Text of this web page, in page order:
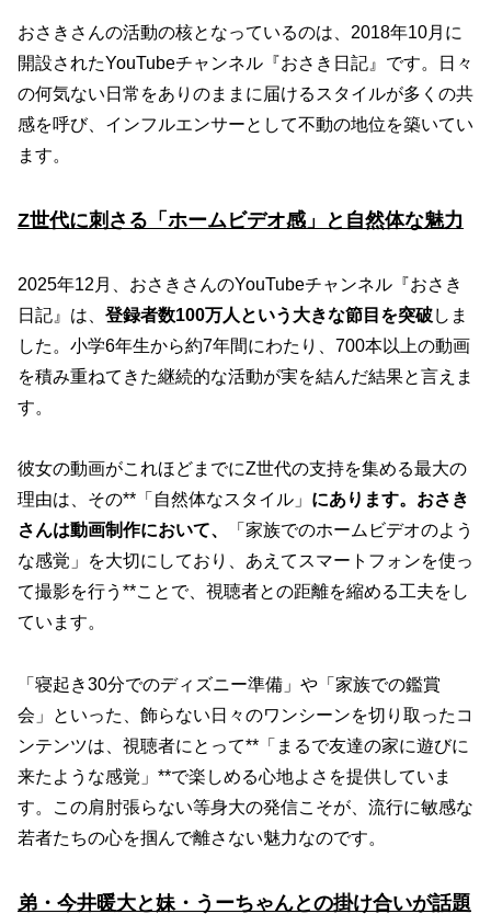
おさきさんの活動の核となっているのは、2018年10月に
開設されたYouTubeチャンネル『おさき日記』です。日々
の何気ない日常をありのままに届けるスタイルが多くの共
感を呼び、インフルエンサーとして不動の地位を築いてい
ます。
Z世代に刺さる「ホームビデオ感」と自然体な魅力
2025年12月、おさきさんのYouTubeチャンネル『おさき
日記』は、 登録者数100万人という大きな節目を突破しま
した。小学6年生から約7年間にわたり、700本以上の動画
を積み重ねてきた継続的な活動が実を結んだ結果と言えま
す。
彼女の動画がこれほどまでにZ世代の支持を集める最大の
理由は、その**「自然体なスタイル」 にあります。おさき
さんは動画制作において、
「家族でのホームビデオのよう
な感覚」を大切にしており、あえてスマートフォンを使っ
て撮影を行う**ことで、視聴者との距離を縮める工夫をし
ています。
「寝起き30分でのディズニー準備」や「家族での鑑賞
会」といった、飾らない日々のワンシーンを切り取ったコ
ンテンツは、視聴者にとって**「まるで友達の家に遊びに
来たような感覚」**で楽しめる心地よさを提供していま
す。この肩肘張らない等身大の発信こそが、流行に敏感な
若者たちの心を掴んで離さない魅力なのです。
弟・今井暖大と妹・うーちゃんとの掛け合いが話題